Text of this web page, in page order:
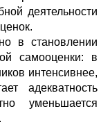
деятельности
в становлении
самооценки: в
интенсивнее,
адекватность
уменьшается